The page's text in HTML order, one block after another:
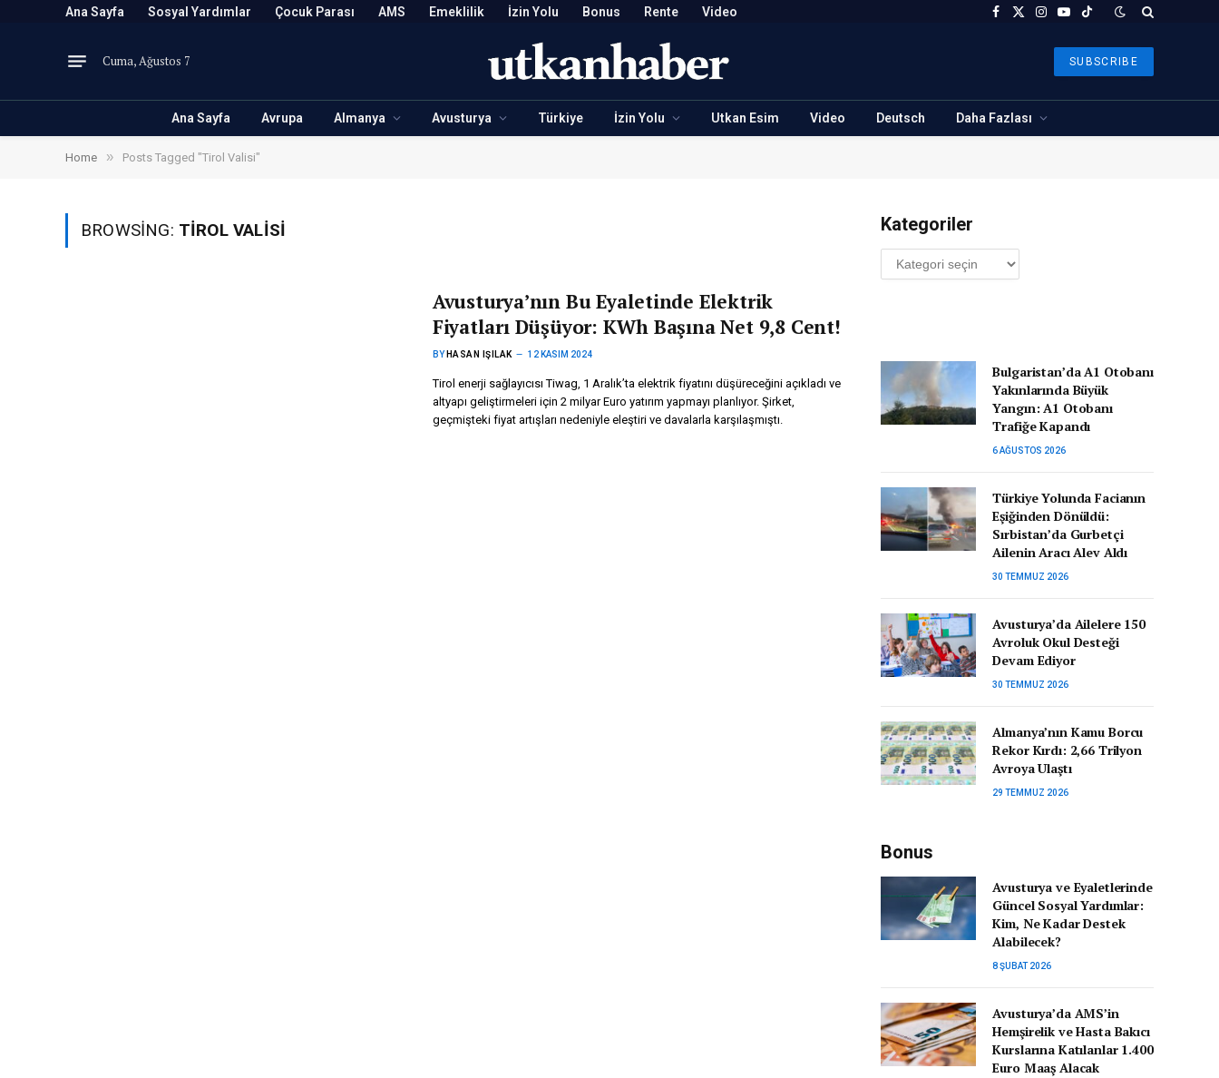
Ana Sayfa Sosyal Yardımlar Çocuk Parası AMS Emeklilik İzin Yolu Bonus Rente Video Facebook
X
Instagram
YouTubeTikTok
Cuma, Ağustos 7 SUBSCRIBE
Ana Sayfa Avrupa Almanya Avusturya Türkiye İzin Yolu Utkan Esim Video Deutsch Daha Fazlası
Home » Posts Tagged "Tirol Valisi"
BROWSING: TIROL VALISI
Avusturya’nın Bu Eyaletinde Elektrik
Fiyatları Düşüyor: KWh Başına Net 9,8 Cent!
BY HASAN IŞILAK 12 KASIM 2024
Tirol enerji sağlayıcısı Tiwag, 1 Aralık’ta elektrik fiyatını düşüreceğini açıkladı ve
altyapı geliştirmeleri için 2 milyar Euro yatırım yapmayı planlıyor. Şirket,
geçmişteki fiyat artışları nedeniyle eleştiri ve davalarla karşılaşmıştı.
Kategoriler
Kategoriler
Bulgaristan’da A1 Otobanı
Yakınlarında Büyük
Yangın: A1 Otobanı
Trafiğe Kapandı
6 AĞUSTOS 2026
Türkiye Yolunda Facianın
Eşiğinden Dönüldü:
Sırbistan’da Gurbetçi
Ailenin Aracı Alev Aldı
30 TEMMUZ 2026
Avusturya’da Ailelere 150
Avroluk Okul Desteği
Devam Ediyor
30 TEMMUZ 2026
Almanya’nın Kamu Borcu
Rekor Kırdı: 2,66 Trilyon
Avroya Ulaştı
29 TEMMUZ 2026
Bonus
Avusturya ve Eyaletlerinde
Güncel Sosyal Yardımlar:
Kim, Ne Kadar Destek
Alabilecek?
8 ŞUBAT 2026
Avusturya’da AMS’in
Hemşirelik ve Hasta Bakıcı
Kurslarına Katılanlar 1.400
Euro Maaş Alacak